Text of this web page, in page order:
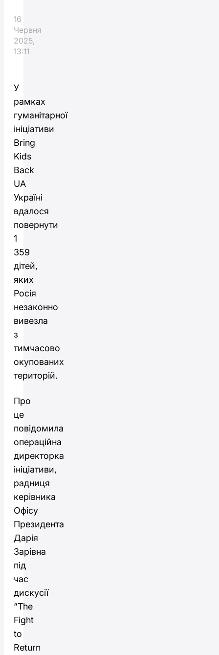
16
Червня
2025,
13:11
У
рамках
гуманітарної
ініціативи
Bring
Kids
Back
UA
Україні
вдалося
повернути
1
359
дітей,
яких
Росія
незаконно
вивезла
з
тимчасово
окупованих
територій.
Про
це
повідомила
операційна
директорка
ініціативи,
радниця
керівника
Офісу
Президента
Дарія
Зарівна
під
час
дискусії
“The
Fight
to
Return